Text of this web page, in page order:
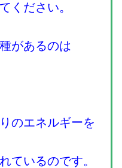
ください。
があるのは
のエネルギーを
ているのです。